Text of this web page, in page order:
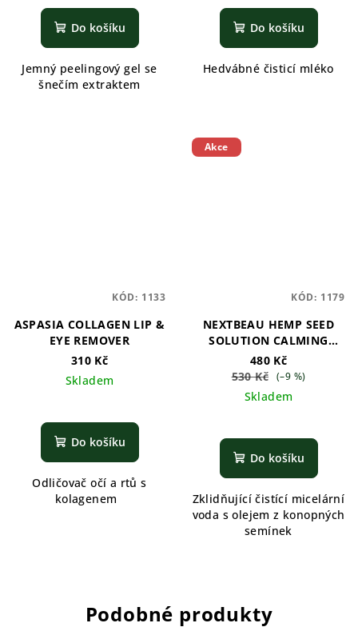
Do košíku
Jemný peelingový gel se
šnečím extraktem
Do košíku
Hedvábné čisticí mléko
ASPASIA COLLAGEN LIP &
EYE REMOVER
310 Kč
Skladem
Do košíku
Odličovač očí a rtů s
kolagenem
KÓD: 1133
Akce
NEXTBEAU HEMP SEED
SOLUTION CALMING
CLEANSING WATER
480 Kč
530 Kč (–9 %)
Skladem
Do košíku
Zklidňující čistící micelární
voda s olejem z konopných
semínek
KÓD: 1179
Podobné produkty